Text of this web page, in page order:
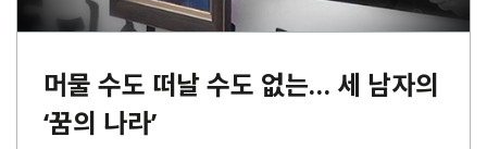
머물 수도 떠날 수도 없는… 세 남자의
‘꿈의 나라’